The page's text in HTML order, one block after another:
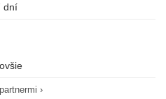
dní
›